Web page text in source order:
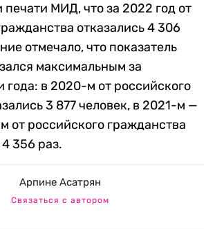
МИД, что за 2022 год от
отказались 4 306
отмечало, что показатель
максимальным за
года: в 2020-м от российского
3 877 человек, в 2021-м —
от российского гражданства
356 раз.
Арпине Асатрян
Связаться с автором